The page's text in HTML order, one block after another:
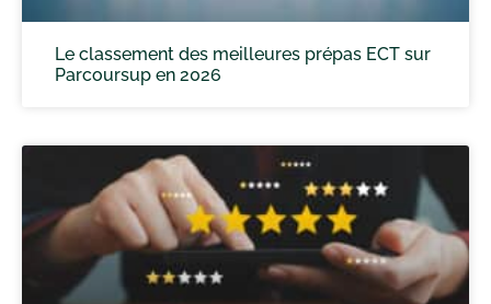
Le classement des meilleures prépas ECT sur
Parcoursup en 2026